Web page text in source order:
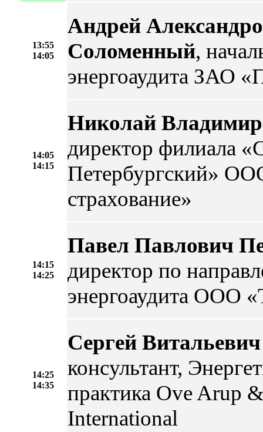
13:55
14:05
Андрей
Соломенный,
энергоаудита ЗАО
14:05
14:15
Николай
директор филиала
Петербургский»
страхование»
14:15
14:25
Павел Павлович
директор по
энергоаудита ООО
14:25
14:35
Сергей
консультант,
практика Ove Arup
International